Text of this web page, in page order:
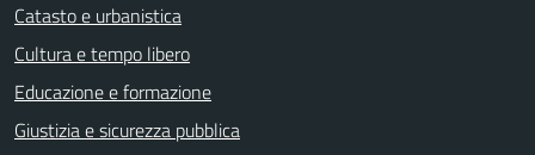
Catasto e urbanistica
Cultura e tempo libero
Educazione e formazione
Giustizia e sicurezza pubblica